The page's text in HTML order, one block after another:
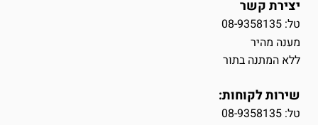
יצירת קשר
טל: 08-9358135
מענה מהיר
ללא המתנה בתור
שירות לקוחות:
טל: 08-9358135